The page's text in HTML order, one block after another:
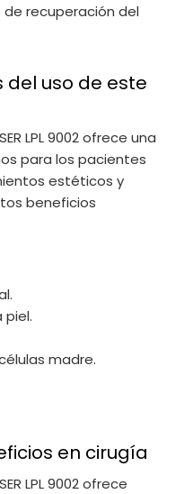
de recuperación del
del uso de este
LPL 9002 ofrece una
para los pacientes
estéticos y
beneficios
piel.
madre.
en cirugía
LPL 9002 ofrece